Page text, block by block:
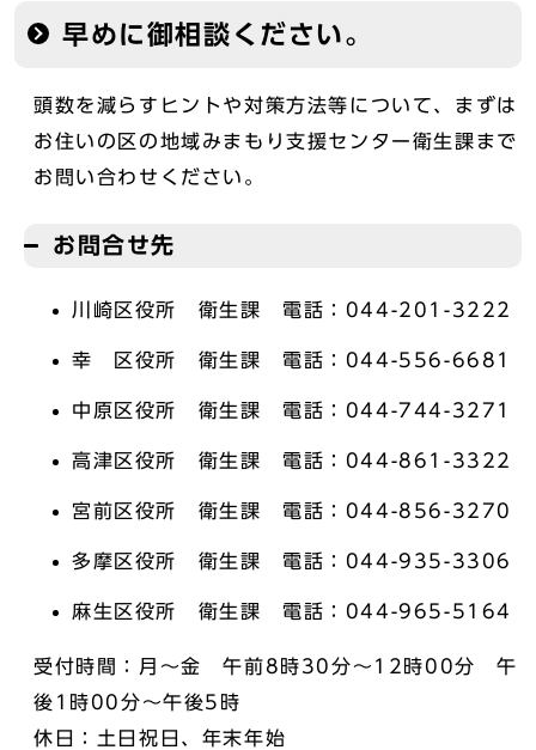
早めに御相談ください。
頭数を減らすヒントや対策方法等について、まずは
お住いの区の地域みまもり支援センター衛生課まで
お問い合わせください。
お問合せ先
川崎区役所 衛生課 電話：044-201-3222
幸 区役所 衛生課 電話：044-556-6681
中原区役所 衛生課 電話：044-744-3271
高津区役所 衛生課 電話：044-861-3322
宮前区役所 衛生課 電話：044-856-3270
多摩区役所 衛生課 電話：044-935-3306
麻生区役所 衛生課 電話：044-965-5164
受付時間：月～金 午前8時30分～12時00分 午
後1時00分～午後5時
休日：土日祝日、年末年始